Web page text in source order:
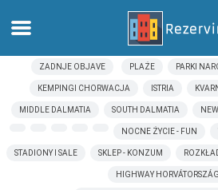
Dom
Apartamenty
Informacja turystyczna
ZADNJE OBJAVE PLAŻE PARKI
KEMPINGI CHORWACJA ISTRIA
MIDDLE DALMATIA SOUTH DALMATIA
NOCNE ŻYCIE - FUN
STADIONY I SALE SKLEP - KONZUM
HIGHWAY